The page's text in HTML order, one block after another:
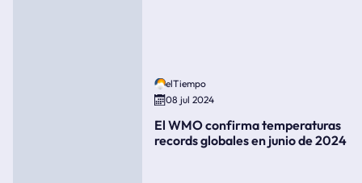
elTiempo
08 jul 2024
El WMO confirma temperaturas
records globales en junio de 2024